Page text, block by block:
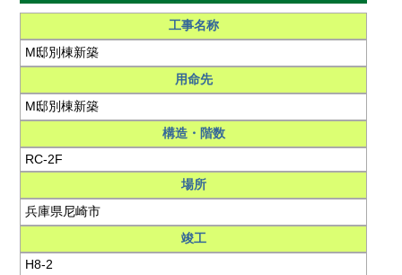
工事名称
M邸別棟新築
用命先
M邸別棟新築
構造・階数
RC-2F
場所
兵庫県尼崎市
竣工
H8-2